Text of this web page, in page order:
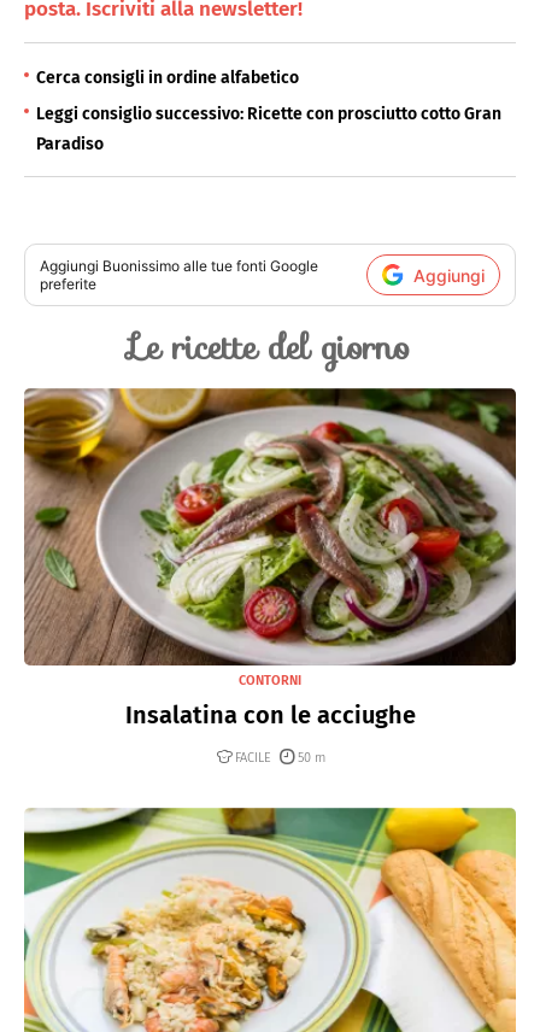
posta. Iscriviti alla newsletter!
Cerca consigli in ordine alfabetico
Leggi consiglio successivo: Ricette con prosciutto cotto Gran
Paradiso
Aggiungi Buonissimo alle tue fonti Google
preferite
Aggiungi
Le ricette del giorno
CONTORNI
Insalatina con le acciughe
FACILE 50 m